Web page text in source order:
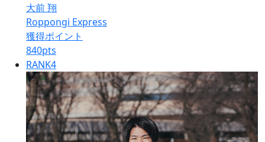
大前 翔
Roppongi Express
獲得ポイント
840pts
RANK4